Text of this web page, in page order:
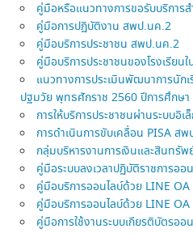
คู่มือหรือแนวทางการขอรับบริการ
คู่มือการปฏิบัติงาน สพป.นค.2
คู่มือบริการประชาชน สพป.นค.2
คู่มือบริการประชาชนของโรงเรียน
แนวทางการประเมินพัฒนาการนัก
ปฐมวัย พุทธศักราช 2560 ปีการศึกษา
การให้บริการประชาชนผ่านระบบ
การดำเนินการขับเคลื่อน PISA ส
กลุ่มบริหารงานการเงินและสินทรั
คู่มือระบบลงเวลาปฏิบัติราชการออ
คู่มือบริการออนไลบ์ด้วย LINE
คู่มือบริการออนไลบ์ด้วย LINE
คู่มือการใช้งานระบบเกียรติบัตรอ